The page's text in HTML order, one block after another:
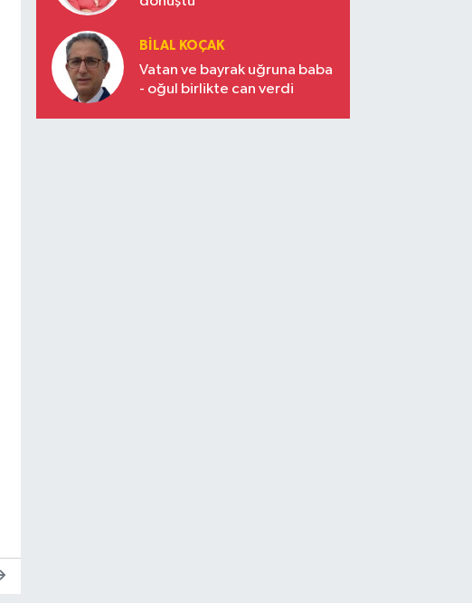
BILAL KOÇAK
Vatan ve bayrak uğruna baba
- oğul birlikte can verdi